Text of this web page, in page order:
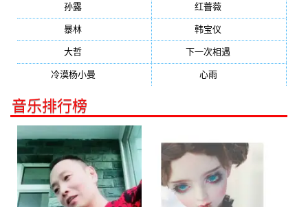
孙露 红蔷薇
暴林 韩宝仪
大哲 下一次相遇
冷漠杨小曼 心雨(232)
音乐排行榜